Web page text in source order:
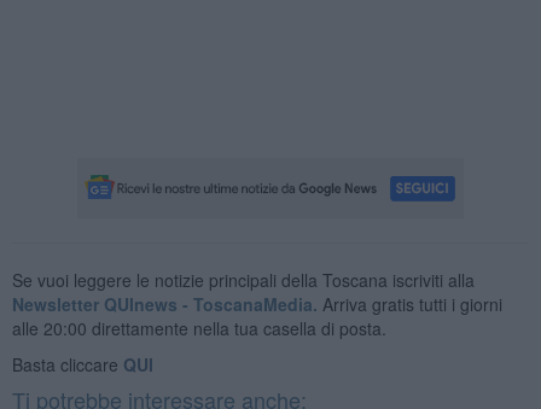
Se vuoi leggere le notizie principali della Toscana iscriviti alla
Newsletter QUInews - ToscanaMedia. Arriva gratis tutti i giorni
alle 20:00 direttamente nella tua casella di posta.
Basta cliccare QUI
Ti potrebbe interessare anche: